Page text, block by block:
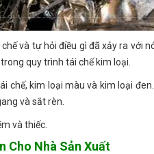
và tự hỏi điều gì đã xảy ra với
quy trình tái chế kim loại.
chế, kim loại màu và kim loại
và sắt rèn.
và thiếc.
Cho Nhà Sản Xuất